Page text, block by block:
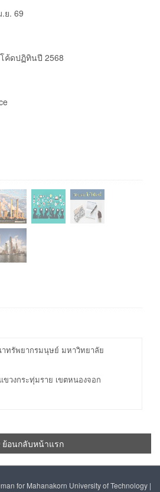
.ย. 69
ค้ดปฏิทินปี 2568
ทรัพยากรมนุษย์ มหาวิทยาลัย
วงกระทุ่มราย เขตหนองจอก
ย้อนกลับหน้าแรก
for Mahanakorn University of Technology |